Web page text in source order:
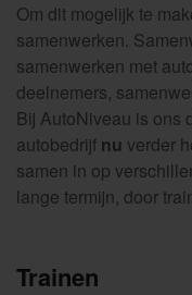
Om dit mogelijk te
samenwerken.
samenwerken met
deelnemers,
Bij AutoNiveau is ons
autobedrijf nu verder
samen in op
lange termijn, door
Trainen